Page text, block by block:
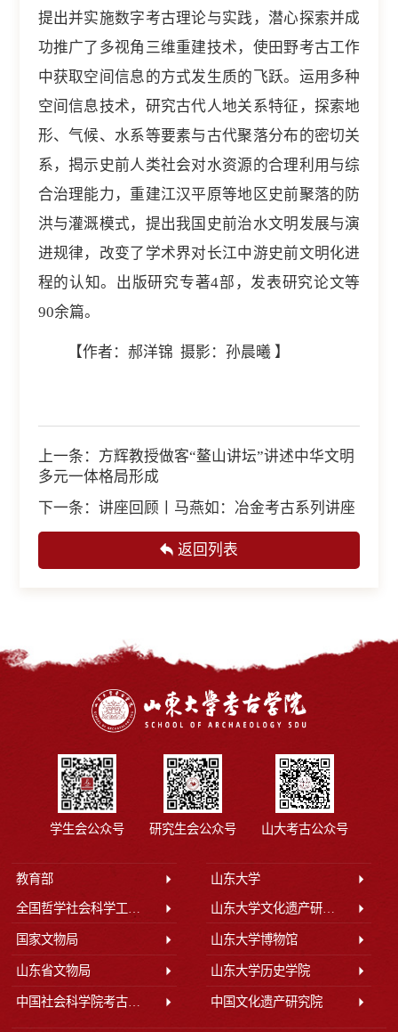
提出并实施数字考古理论与实践，潜心探索并成
功推广了多视角三维重建技术，使田野考古工作
中获取空间信息的方式发生质的飞跃。运用多种
空间信息技术，研究古代人地关系特征，探索地
形、气候、水系等要素与古代聚落分布的密切关
系，揭示史前人类社会对水资源的合理利用与综
合治理能力，重建江汉平原等地区史前聚落的防
洪与灌溉模式，提出我国史前治水文明发展与演
进规律，改变了学术界对长江中游史前文明化进
程的认知。出版研究专著4部，发表研究论文等
90余篇。
【作者：郝洋锦 摄影：孙晨曦 】
上一条： 方辉教授做客“鳌山讲坛”讲述中华文明
多元一体格局形成
下一条： 讲座回顾丨马燕如：冶金考古系列讲座
返回列表
学生会公众号 研究生会公众号 山大考古公众号
教育部 山东大学
全国哲学社会科学工作办公室 山东大学文化遗产研究院
国家文物局 山东大学博物馆
山东省文物局 山东大学历史学院
中国社会科学院考古研究所 中国文化遗产研究院